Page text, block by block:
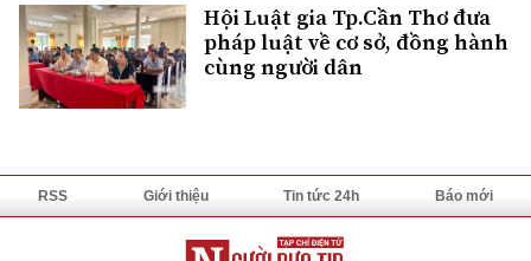
Hội Luật gia Tp.Cần Thơ đưa
pháp luật về cơ sở, đồng hành
cùng người dân
RSS Giới thiệu Tin tức 24h Báo mới